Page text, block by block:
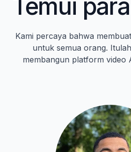
Temui
Kami percaya bahwa
untuk semua orang.
membangun platform video